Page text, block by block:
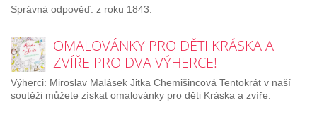
Správná odpověď: z roku 1843.
OMALOVÁNKY PRO DĚTI KRÁSKA A
ZVÍŘE PRO DVA VÝHERCE!
Výherci: Miroslav Malásek Jitka Chemišincová Tentokrát v naší
soutěži můžete získat omalovánky pro děti Kráska a zvíře.